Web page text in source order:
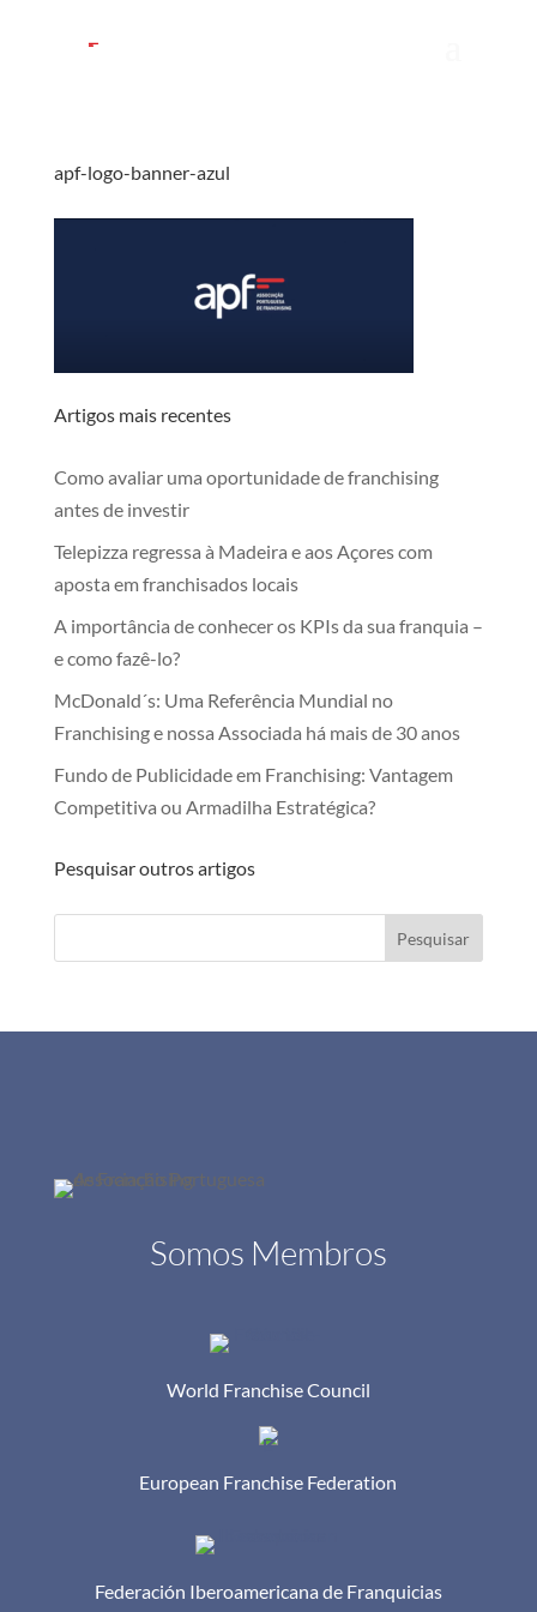
apf-logo-banner-azul
Artigos mais recentes
Como avaliar uma oportunidade de franchising
antes de investir
Telepizza regressa à Madeira e aos Açores com
aposta em franchisados locais
A importância de conhecer os KPIs da sua franquia –
e como fazê-lo?
McDonald´s: Uma Referência Mundial no
Franchising e nossa Associada há mais de 30 anos
Fundo de Publicidade em Franchising: Vantagem
Competitiva ou Armadilha Estratégica?
Pesquisar outros artigos
Pesquisar
Somos Membros
World Franchise Council
European Franchise Federation
Federación Iberoamericana de Franquicias